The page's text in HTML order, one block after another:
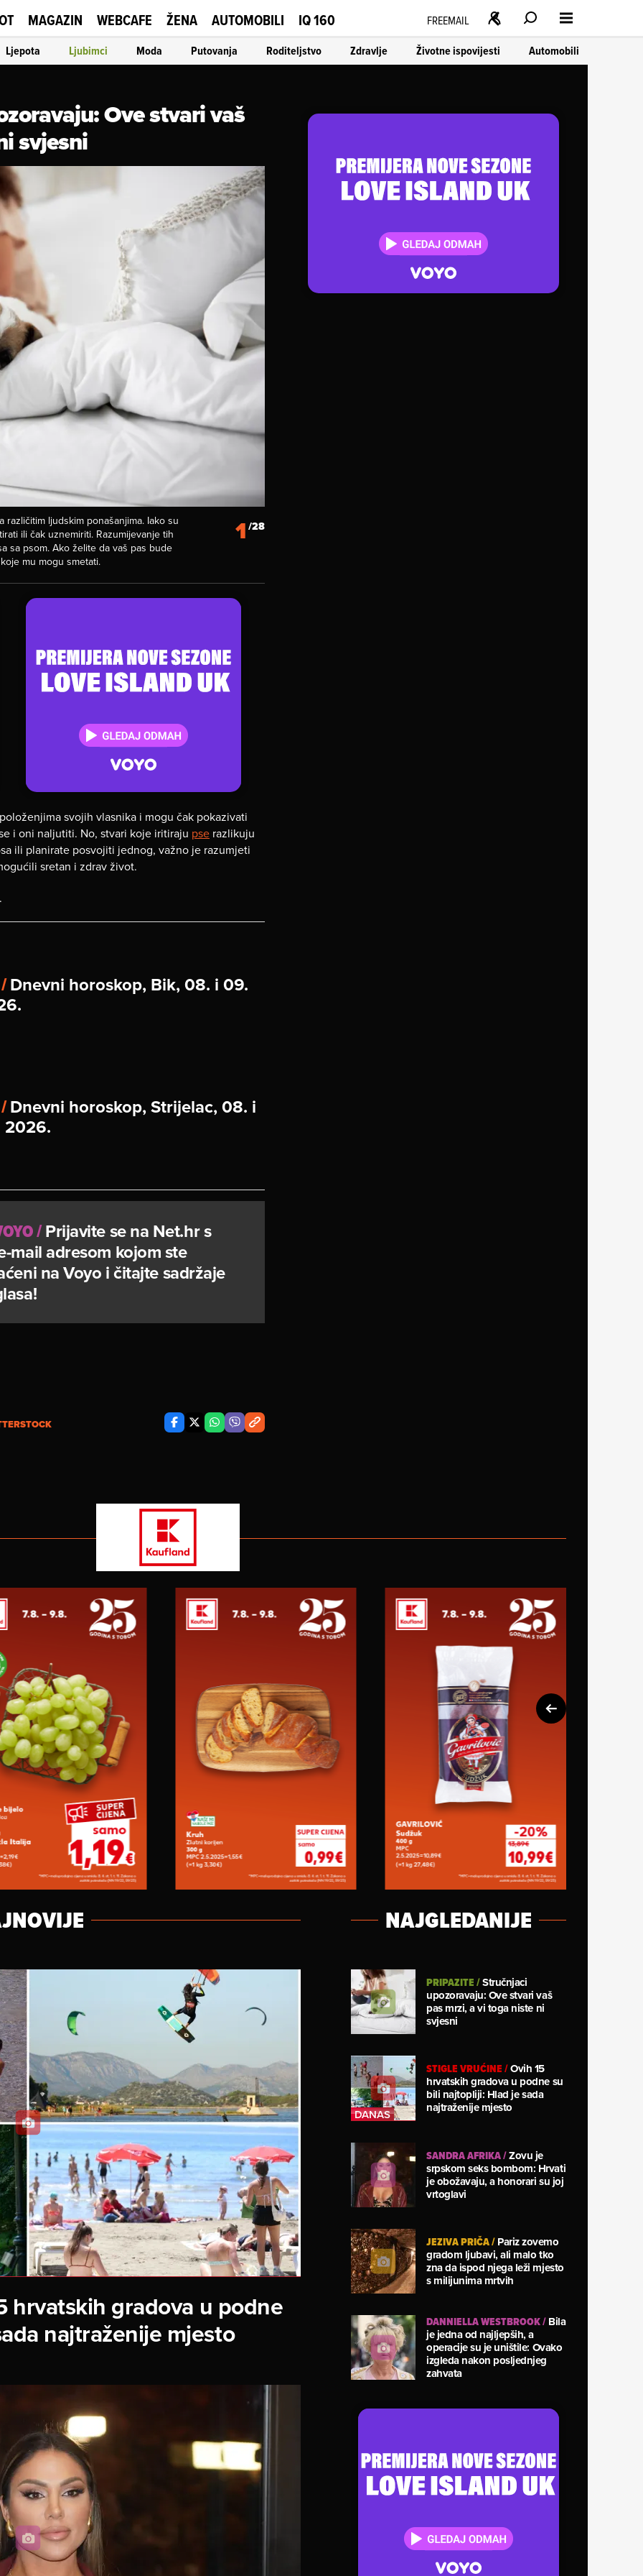
MAGAZIN WEBCAFE ŽENA AUTOMOBILI IQ 160 FREEMAIL
Ljepota Ljubimci Moda Putovanja Roditeljstvo Zdravlje Životne ispovijesti Automobili
Ove stvari vaš
svjesni
ljudskim ponašanjima. Iako su
ili čak uznemiriti. Razumijevanje tih
sa psom. Ako želite da vaš pas bude
mu mogu smetati.
1/28
svojih vlasnika i mogu čak pokazivati
i oni naljutiti. No, stvari koje iritiraju pse razlikuju
ili planirate posvojiti jednog, važno je razumjeti
sretan i zdrav život.
Dnevni horoskop, Bik, 08. i 09.
Dnevni horoskop, Strijelac, 08. i
/Prijavite se na Net.hr s
mail adresom kojom ste
na Voyo i čitajte sadržaje
hrvatskih gradova u podne
najtraženije mjesto
NAJGLEDANIJE
PRIPAZITE/Stručnjaci
upozoravaju: Ove stvari vaš
pas mrzi, a vi toga niste ni
svjesni
STIGLE VRUĆINE/Ovih 15
hrvatskih gradova u podne su
bili najtopliji: Hlad je sada
najtraženije mjesto
SANDRA AFRIKA/Zovu je
srpskom seks bombom: Hrvati
je obožavaju, a honorari su joj
vrtoglavi
JEZIVA PRIČA/Pariz zovemo
gradom ljubavi, ali malo tko
zna da ispod njega leži mjesto
s milijunima mrtvih
DANNIELLA WESTBROOK/Bila
je jedna od najljepših, a
operacije su je uništile: Ovako
izgleda nakon posljednjeg
zahvata